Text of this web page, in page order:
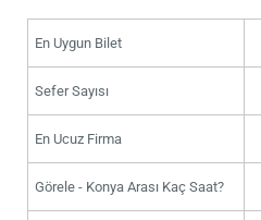
En Uygun Bilet
Sefer Sayısı
En Ucuz Firma
Görele - Konya Arası Kaç Saat?